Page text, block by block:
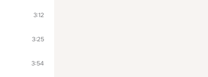
3:12
3:25
3:54